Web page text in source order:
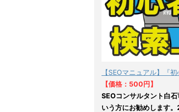
【SEOマニュアル】『
【価格：500円】
SEOコンサルタント白
いう方にお勧めします